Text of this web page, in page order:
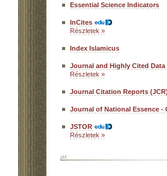
Essential Science Indicators
InCites
Részletek »
Index Islamicus
Journal and Highly Cited Data
Részletek »
Journal Citation Reports
Journal of National Essence -
JSTOR
Részletek »